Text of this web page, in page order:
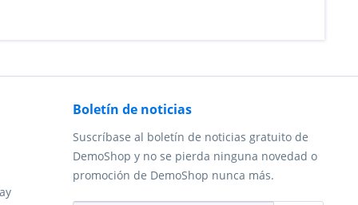
Boletín de noticias
Suscríbase al boletín de noticias gratuito de
DemoShop y no se pierda ninguna novedad o
promoción de DemoShop nunca más.